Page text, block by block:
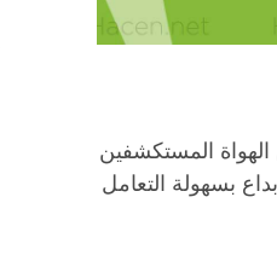
المستكشفين
بسهولة التعامل